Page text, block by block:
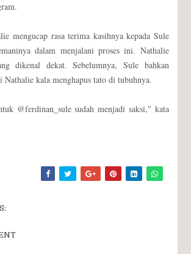
mengucap rasa terima kasihnya kepada Sule
dalam menjalani proses ini. Nathalie
dikenal dekat. Sebelumnya, Sule bahkan
Nathalie kala menghapus tato di tubuhnya.
@ferdinan_sule sudah menjadi saksi," kata